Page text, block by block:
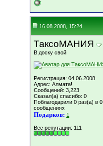
16.08.2008, 15:24
ТаксоМАНИЯ
В доску свой
Регистрация: 04.06.2008
Адрес: Алмата!
Сообщений: 3,223
Сказал(а) спасибо: 0
Поблагодарили 0 раз(а) в 0
сообщениях
Подарков: 1
Вес репутации: 111